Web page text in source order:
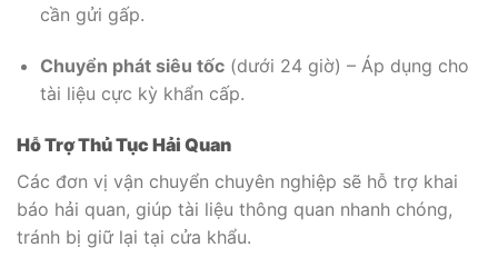
cần gửi gấp.
Chuyển phát siêu tốc(dưới 24 giờ) – Áp dụng cho
tài liệu cực kỳ khẩn cấp.
Hỗ Trợ Thủ Tục Hải Quan
Các đơn vị vận chuyển chuyên nghiệp sẽ hỗ trợ khai
báo hải quan, giúp tài liệu thông quan nhanh chóng,
tránh bị giữ lại tại cửa khẩu.